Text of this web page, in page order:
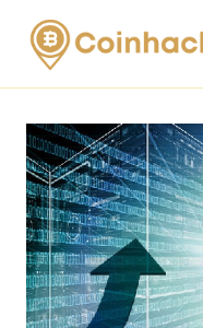
Skip
content